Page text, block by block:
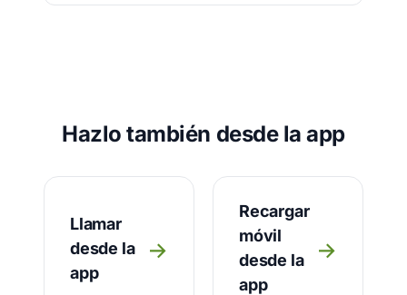
Hazlo también desde la app
Llamar
desde la
app
→
Recargar
móvil
desde la
app
→